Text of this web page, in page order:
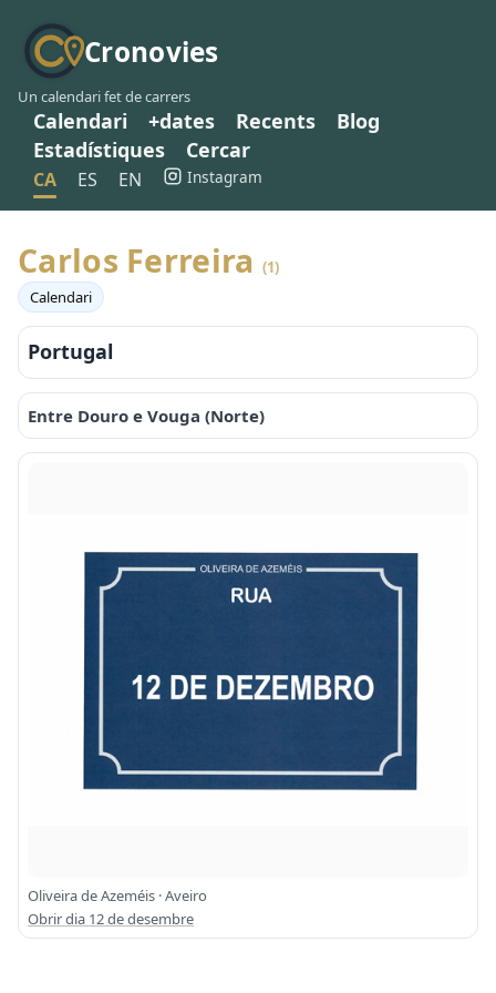
Cronovies
Un calendari fet de carrers
Calendari +dates Recents
Blog
Estadístiques
Cercar
CA ES EN Instagram
Carlos Ferreira (1)
Calendari
Portugal
Entre Douro e Vouga (Norte)
Oliveira de Azeméis · Aveiro
Obrir dia 12 de desembre